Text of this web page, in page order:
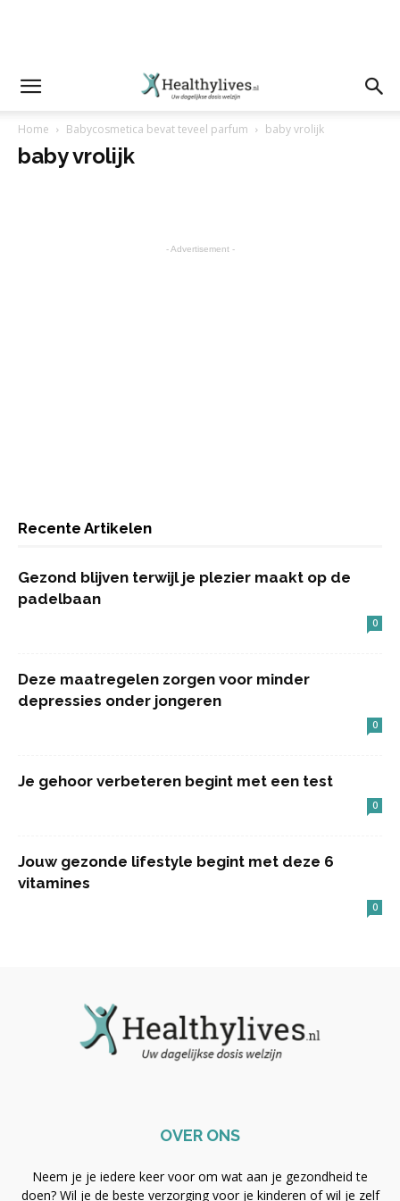
Home Babycosmetica bevat teveel parfum baby vrolijk
baby vrolijk
- Advertisement -
Recente Artikelen
Gezond blijven terwijl je plezier maakt op de
padelbaan
0
Deze maatregelen zorgen voor minder
depressies onder jongeren
0
Je gehoor verbeteren begint met een test
0
Jouw gezonde lifestyle begint met deze 6
vitamines
0
OVER ONS
Neem je je iedere keer voor om wat aan je gezondheid te
doen? Wil je de beste verzorging voor je kinderen of wil je zelf